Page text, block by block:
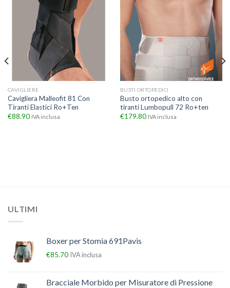
CAVIGLIERE
Cavigliera Malleofit 81 Con
Tiranti Elastici Ro+Ten
€88.90 IVA inclusa
BUSTI ORTOPEDICI
Busto ortopedico alto con
tiranti Lumbopull 72 Ro+ten
€179.80 IVA inclusa
ULTIMI
Boxer per Stomia 691Pavis
€85.70 IVA inclusa
Bracciale Morbido per Misuratore di Pressione